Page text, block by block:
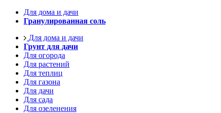
Для дома и дачи
Гранулированная соль
Для дома и дачи
Грунт для дачи
Для огорода
Для растений
Для теплиц
Для газона
Для дачи
Для сада
Для озеленения